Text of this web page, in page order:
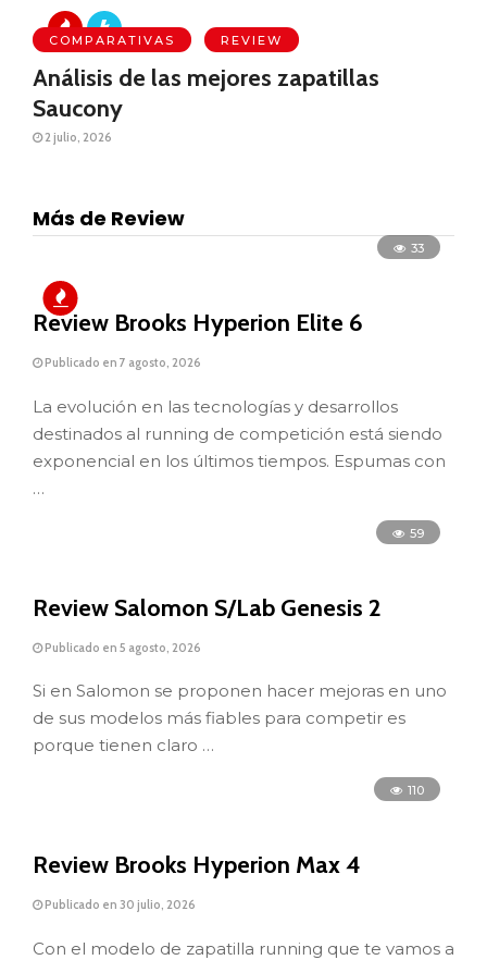
COMPARATIVAS REVIEW
Análisis de las mejores zapatillas
Saucony
2 julio, 2026
Más de Review
33
Review Brooks Hyperion Elite 6
Publicado en 7 agosto, 2026
La evolución en las tecnologías y desarrollos
destinados al running de competición está siendo
exponencial en los últimos tiempos. Espumas con
…
59
Review Salomon S/Lab Genesis 2
Publicado en 5 agosto, 2026
Si en Salomon se proponen hacer mejoras en uno
de sus modelos más fiables para competir es
porque tienen claro …
110
Review Brooks Hyperion Max 4
Publicado en 30 julio, 2026
Con el modelo de zapatilla running que te vamos a